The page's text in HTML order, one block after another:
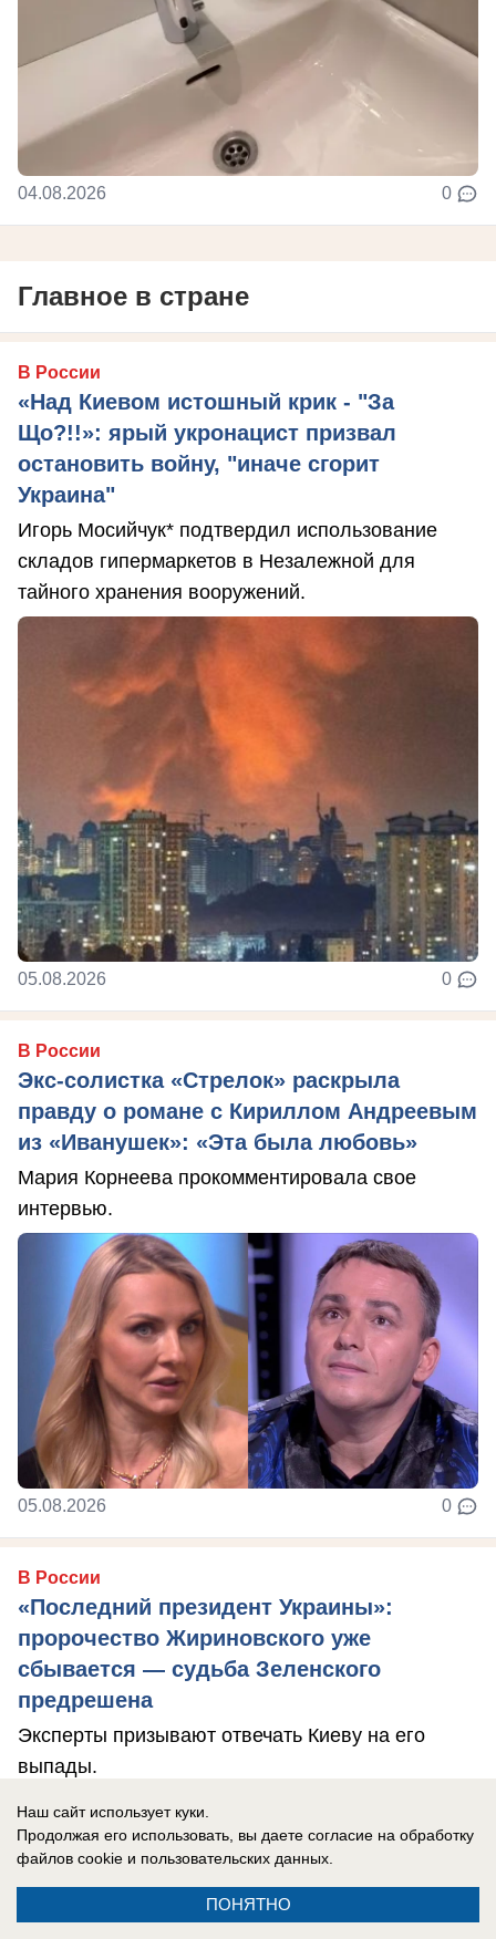
04.08.2026 0
Главное в стране
В России
«Над Киевом истошный крик - "За
Що?!!»: ярый укронацист призвал
остановить войну, "иначе сгорит
Украина"
Игорь Мосийчук* подтвердил использование
складов гипермаркетов в Незалежной для
тайного хранения вооружений.
05.08.2026 0
В России
Экс-солистка «Стрелок» раскрыла
правду о романе с Кириллом Андреевым
из «Иванушек»: «Эта была любовь»
Мария Корнеева прокомментировала свое
интервью.
05.08.2026 0
В России
«Последний президент Украины»:
пророчество Жириновского уже
сбывается — судьба Зеленского
предрешена
Эксперты призывают отвечать Киеву на его
выпады.
Наш сайт использует куки.
Продолжая его использовать, вы даете согласие на обработку
файлов cookie и пользовательских данных.
ПОНЯТНО